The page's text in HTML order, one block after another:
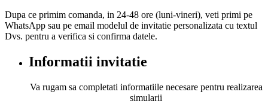
Dupa ce primim comanda, in 24-48 ore (luni-vineri), veti primi pe
WhatsApp sau pe email modelul de invitatie personalizata cu textul
Dvs. pentru a verifica si confirma datele.
Informatii invitatie
Va rugam sa completati informatiile necesare pentru realizarea
simularii